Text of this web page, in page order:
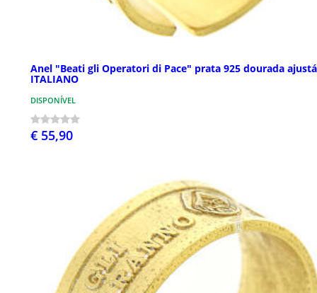
Anel "Beati gli Operatori di Pace" prata 925 dourada
ITALIANO
DISPONÍVEL
€ 55,90